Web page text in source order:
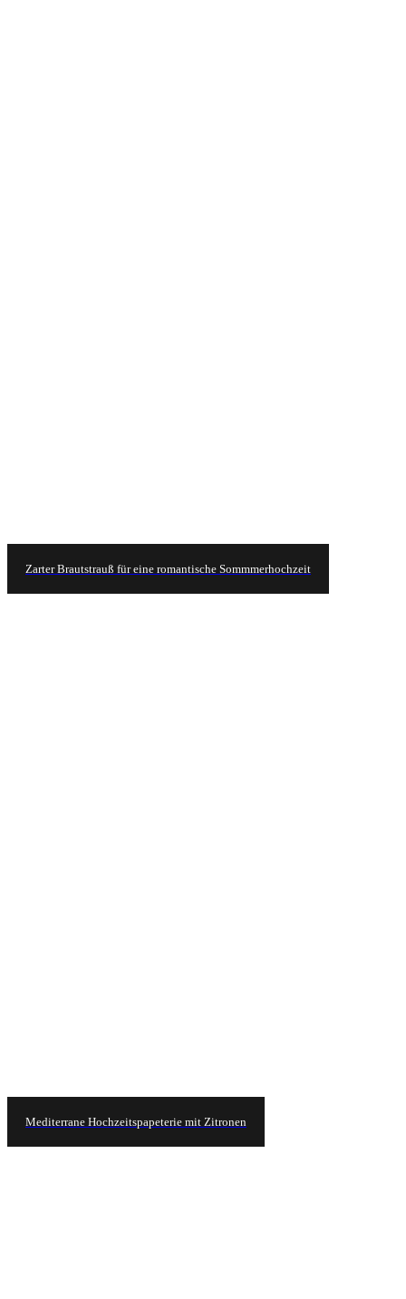
Zarter Brautstrauß für eine romantische Sommmerhochzeit
Mediterrane Hochzeitspapeterie mit Zitronen